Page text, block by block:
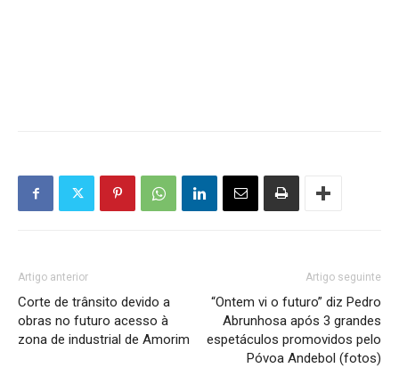
Artigo anterior
Corte de trânsito devido a
obras no futuro acesso à
zona de industrial de Amorim
Artigo seguinte
“Ontem vi o futuro” diz Pedro
Abrunhosa após 3 grandes
espetáculos promovidos pelo
Póvoa Andebol (fotos)